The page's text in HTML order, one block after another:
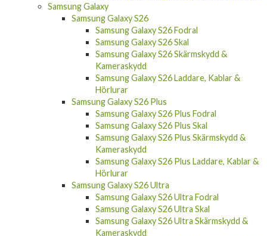
Samsung Galaxy
Samsung Galaxy S26
Samsung Galaxy S26 Fodral
Samsung Galaxy S26 Skal
Samsung Galaxy S26 Skärmskydd &
Kameraskydd
Samsung Galaxy S26 Laddare, Kablar &
Hörlurar
Samsung Galaxy S26 Plus
Samsung Galaxy S26 Plus Fodral
Samsung Galaxy S26 Plus Skal
Samsung Galaxy S26 Plus Skärmskydd &
Kameraskydd
Samsung Galaxy S26 Plus Laddare, Kablar &
Hörlurar
Samsung Galaxy S26 Ultra
Samsung Galaxy S26 Ultra Fodral
Samsung Galaxy S26 Ultra Skal
Samsung Galaxy S26 Ultra Skärmskydd &
Kameraskydd